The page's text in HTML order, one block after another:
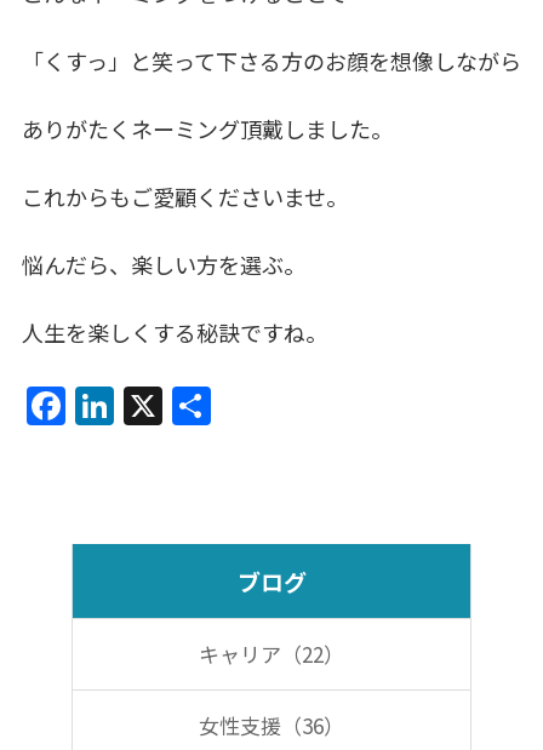
「くすっ」と笑って下さる方のお顔を想像しながら
ありがたくネーミング頂戴しました。
これからもご愛顧くださいませ。
悩んだら、楽しい方を選ぶ。
人生を楽しくする秘訣ですね。
F
a
b
o
k
Li
n
dI
X 共
ブログ
キャリア（22）
女性支援（36）